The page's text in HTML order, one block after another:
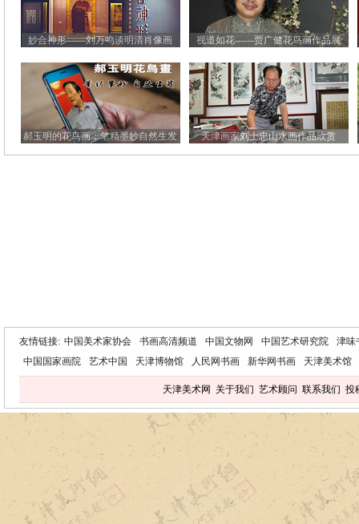
妙合神形——刘万鸣谈明清肖像画 视道如花——贾广健花鸟画作品展
郝玉明的花鸟画：笔精墨妙自然生发 天津画家刘士忠山水画作品欣赏
友情链接: 中国美术家协会 书画高清频道 中国文物网 中国艺术研究院
津味
中国国家画院
艺术中国 天津博物馆 人民网书画 新华网书画 天津美术馆
天津美术网 关于我们 艺术顾问 联系我们 投